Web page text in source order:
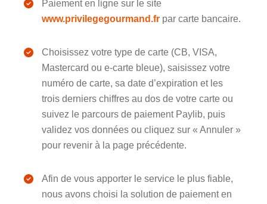
Paiement en ligne sur le site
www.privilegegourmand.fr par carte bancaire.
Choisissez votre type de carte (CB, VISA,
Mastercard ou e-carte bleue), saisissez votre
numéro de carte, sa date d’expiration et les
trois derniers chiffres au dos de votre carte ou
suivez le parcours de paiement Paylib, puis
validez vos données ou cliquez sur « Annuler »
pour revenir à la page précédente.
Afin de vous apporter le service le plus fiable,
nous avons choisi la solution de paiement en